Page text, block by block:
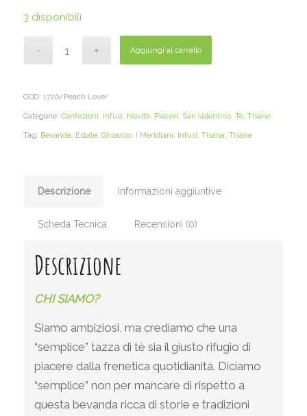
3 disponibili
Aggiungi al carrello
COD: 1720/Peach Lover
Categorie: Confezioni, Infusi, Novità, Piaceri, San Valentino, Tè, Tisane
Tag: Bevanda, Estate, Ghiaccio, I Meridiani, Infusi, Tisana, Tisane
Descrizione Informazioni aggiuntive
Scheda Tecnica Recensioni (0)
Descrizione
CHI SIAMO?
Siamo ambiziosi, ma crediamo che una
“semplice” tazza di tè sia il giusto rifugio di
piacere dalla frenetica quotidianità. Diciamo
“semplice” non per mancare di rispetto a
questa bevanda ricca di storie e tradizioni